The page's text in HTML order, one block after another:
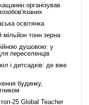
організував
освітянка
мільйон тонн зерна
душовою: у
переселенців
і дитсадків: де вже
будинку,
25 Global Teacher